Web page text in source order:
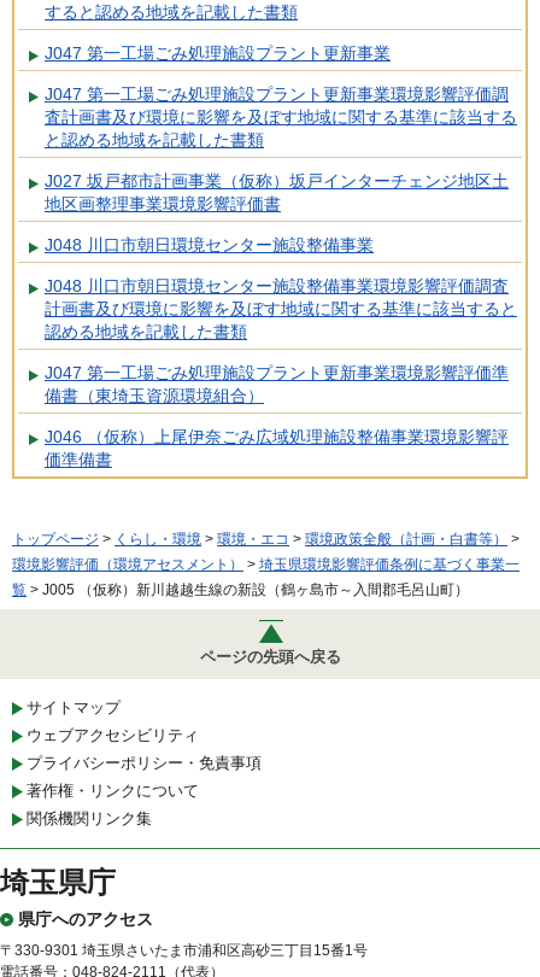
すると認める地域を記載した書類
J047 第一工場ごみ処理施設プラント更新事業
J047 第一工場ごみ処理施設プラント更新事業環境影響評価調
査計画書及び環境に影響を及ぼす地域に関する基準に該当する
と認める地域を記載した書類
J027 坂戸都市計画事業（仮称）坂戸インターチェンジ地区土
地区画整理事業環境影響評価書
J048 川口市朝日環境センター施設整備事業
J048 川口市朝日環境センター施設整備事業環境影響評価調査
計画書及び環境に影響を及ぼす地域に関する基準に該当すると
認める地域を記載した書類
J047 第一工場ごみ処理施設プラント更新事業環境影響評価準
備書（東埼玉資源環境組合）
J046 （仮称）上尾伊奈ごみ広域処理施設整備事業環境影響評
価準備書
トップページ > くらし・環境 > 環境・エコ > 環境政策全般（計画・白書等）
>
環境影響評価（環境アセスメント）
> 埼玉県環境影響評価条例に基づく事業一
覧 > J005 （仮称）新川越越生線の新設（鶴ヶ島市～入間郡毛呂山町）
ページの先頭へ戻る
サイトマップ
ウェブアクセシビリティ
プライバシーポリシー・免責事項
著作権・リンクについて
関係機関リンク集
埼玉県庁
県庁へのアクセス
〒330-9301 埼玉県さいたま市浦和区高砂三丁目15番1号
電話番号：048-824-2111（代表）